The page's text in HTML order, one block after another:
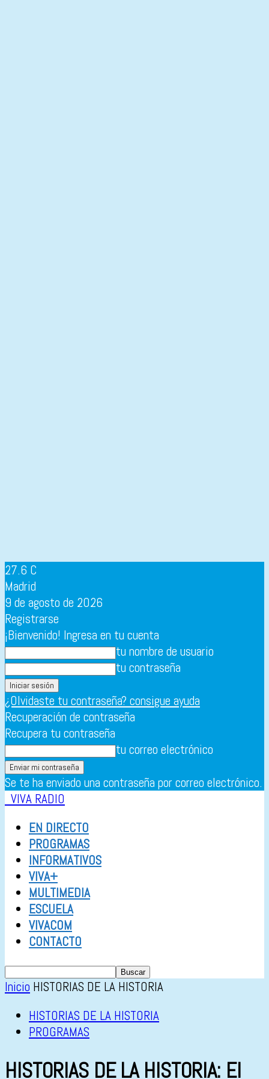
27.6 C
Madrid
9 de agosto de 2026
Registrarse
¡Bienvenido! Ingresa en tu cuenta
tu nombre de usuario
tu contraseña
¿Olvidaste tu contraseña? consigue ayuda
Recuperación de contraseña
Recupera tu contraseña
tu correo electrónico
Se te ha enviado una contraseña por correo electrónico.
VIVA RADIO
EN DIRECTO
PROGRAMAS
INFORMATIVOS
VIVA+
MULTIMEDIA
ESCUELA
VIVACOM
CONTACTO
Inicio HISTORIAS DE LA HISTORIA
HISTORIAS DE LA HISTORIA
PROGRAMAS
HISTORIAS DE LA HISTORIA: El